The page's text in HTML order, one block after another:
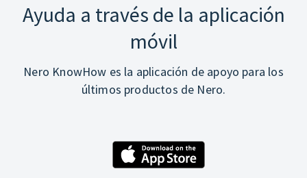
Ayuda a través de la aplicación
móvil
Nero KnowHow es la aplicación de apoyo para los
últimos productos de Nero.